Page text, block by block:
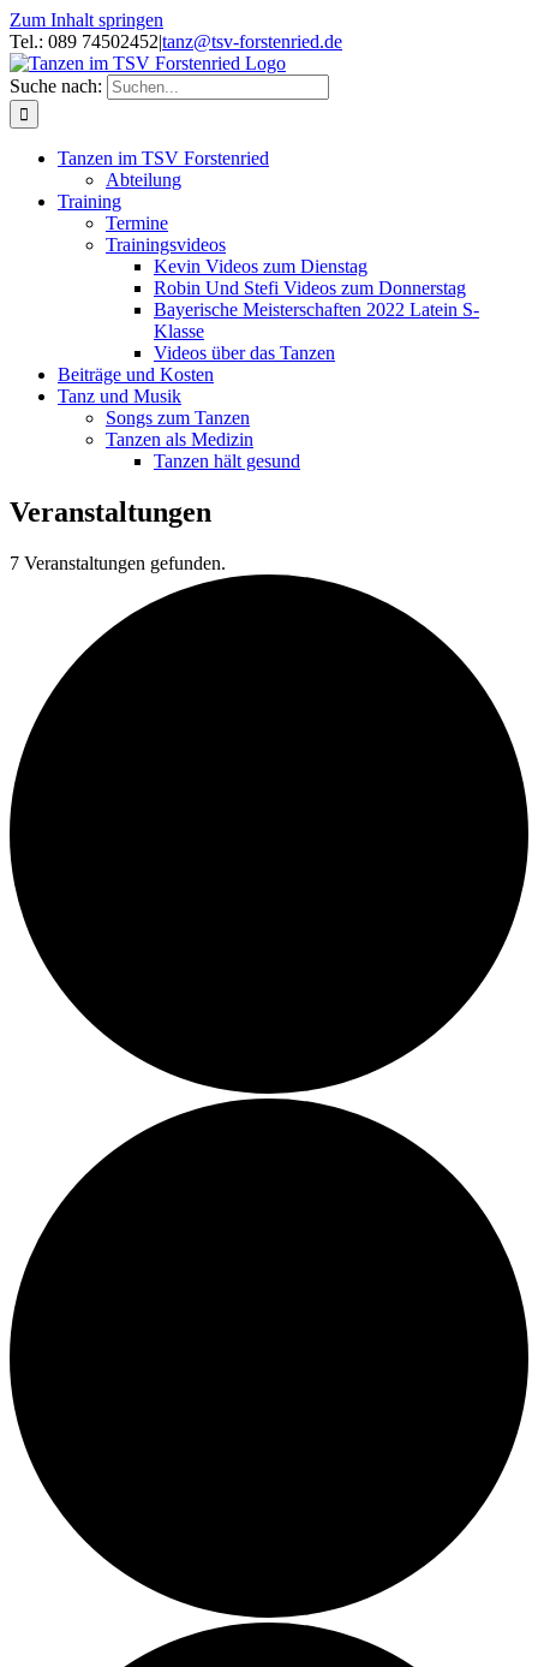
Zum Inhalt springen
Tel.: 089 74502452|tanz@tsv-forstenried.de
Suche nach:
Tanzen im TSV Forstenried
Abteilung
Training
Termine
Trainingsvideos
Kevin Videos zum Dienstag
Robin Und Stefi Videos zum Donnerstag
Bayerische Meisterschaften 2022 Latein S-
Klasse
Videos über das Tanzen
Beiträge und Kosten
Tanz und Musik
Songs zum Tanzen
Tanzen als Medizin
Tanzen hält gesund
Veranstaltungen
7 Veranstaltungen gefunden.